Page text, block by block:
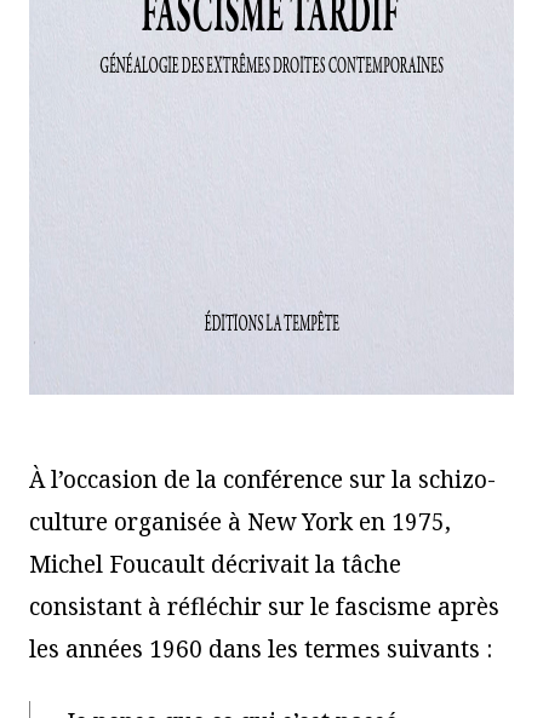
À l’occasion de la conférence sur la schizo-
culture organisée à New York en 1975,
Michel Foucault décrivait la tâche
consistant à réfléchir sur le fascisme après
les années 1960 dans les termes suivants :